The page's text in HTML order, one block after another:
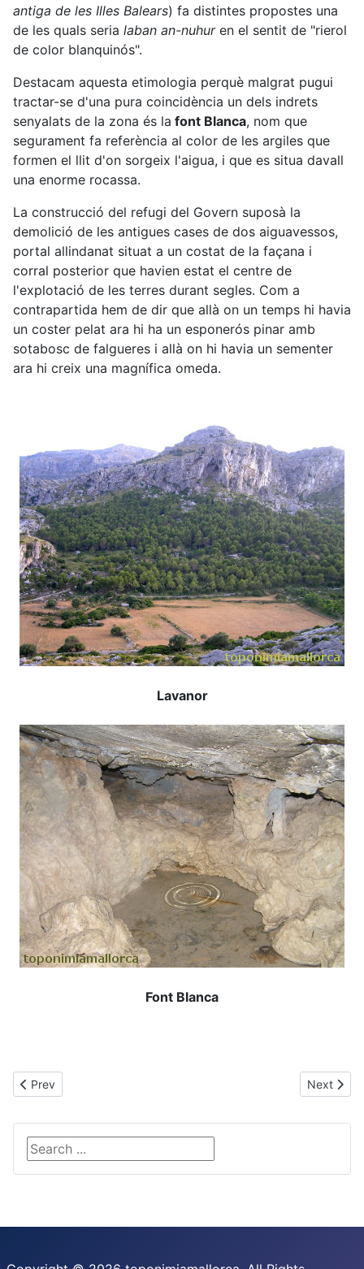
antiga de les Illes Balears) fa distintes propostes una
de les quals seria laban an-nuhuren el sentit de "rierol
de color blanquinós".
Destacam aquesta etimologia perquè malgrat pugui
tractar-se d'una pura coincidència un dels indrets
senyalats de la zona és la font Blanca, nom que
segurament fa referència al color de les argiles que
formen el llit d'on sorgeix l'aigua, i que es situa davall
una enorme rocassa.
La construcció del refugi del Govern suposà la
demolició de les antigues cases de dos aiguavessos,
portal allindanat situat a un costat de la façana i
corral posterior que havien estat el centre de
l'explotació de les terres durant segles. Com a
contrapartida hem de dir que allà on un temps hi havia
un coster pelat ara hi ha un esponerós pinar amb
sotabosc de falgueres i allà on hi havia un sementer
ara hi creix una magnífica omeda.
Lavanor
Font Blanca
Previous article: Llebre
Prev Next
Next
Search ...